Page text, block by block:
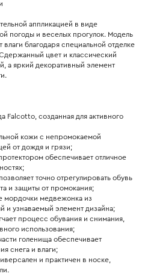
аппликацией в виде
погоды и веселых прогулок. Модель
благодаря специальной отделке
цвет и классический
а яркий декоративный элемент
Falcotto, созданная для активного
кожи с непромокаемой
от дождя и грязи;
обеспечивает отличное
точно отрегулировать обувь
и защиты от промокания;
мордочки медвежонка из
и узнаваемый элемент дизайна;
процесс обувания и снимания,
использования;
голенища обеспечивает
снега и влаги;
и практичен в носке,